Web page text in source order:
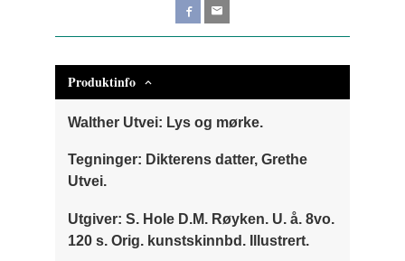
Produktinfo
Walther Utvei: Lys og mørke.
Tegninger: Dikterens datter, Grethe
Utvei.
Utgiver: S. Hole D.M. Røyken. U. å. 8vo.
120 s. Orig. kunstskinnbd. Illustrert.